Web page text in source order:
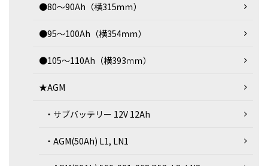
●80～90Ah（横315ｍｍ）
●95～100Ah（横354ｍｍ）
●105～110Ah（横393ｍｍ）
★AGM
・サブバッテリー 12V 12Ah
・AGM(50Ah) L1, LN1